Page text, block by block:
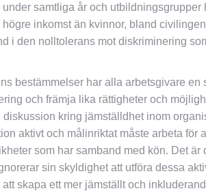
samtliga år och utbildningsgrupper
inkomst än kvinnor, bland
i den nolltolerans mot diskriminering
bestämmelser har alla arbetsgivare en
och främja lika rättigheter och
kring jämställdhet inom
aktivt och målinriktat måste arbeta för
som har samband med kön. Det är
sin skyldighet att utföra dessa
skapa ett mer jämställt och